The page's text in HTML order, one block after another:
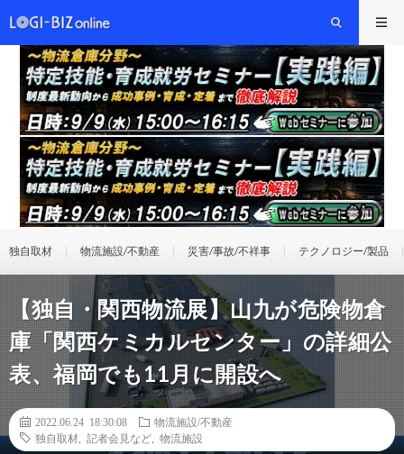
独自取材 物流施設/不動産 災害/事故/不祥事 テクノロジー/製品
【独自・関西物流展】山九が危険物倉
庫「関西ケミカルセンター」の詳細公
表、福岡でも11月に開設へ
2022.06.24 18:30:08
物流施設/不動産
独自取材
記者会見など 物流施設